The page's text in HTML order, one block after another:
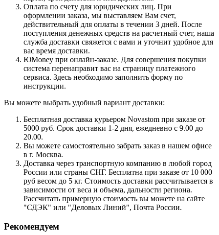
Оплата по счету для юридических лиц. При
оформлении заказа, мы выставляем Вам счет,
действительный для оплаты в течении 3 дней. После
поступления денежных средств на расчетный счет, наша
служба доставки свяжется с вами и уточнит удобное для
вас время доставки.
ЮMoney при онлайн-заказе. Для совершения покупки
система перенаправит вас на страницу платежного
сервиса. Здесь необходимо заполнить форму по
инструкции.
Вы можете выбрать удобный вариант доставки:
Бесплатная доставка курьером Novastom при заказе от
5000 руб. Срок доставки 1-2 дня, ежедневно с 9.00 до
20.00.
Вы можете самостоятельно забрать заказ в нашем офисе
в г. Москва.
Доставка через транспортную компанию в любой город
России или страны СНГ. Бесплатна при заказе от 10 000
руб весом до 5 кг. Стоимость доставки рассчитывается в
зависимости от веса и объема, дальности региона.
Рассчитать примерную стоимость вы можете на сайте
"СДЭК" или "Деловых Линий", Почта России.
Рекомендуем